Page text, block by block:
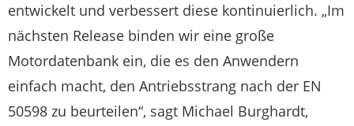
entwickelt und verbessert diese kontinuierlich. „Im
nächsten Release binden wir eine große
Motordatenbank ein, die es den Anwendern
einfach macht, den Antriebsstrang nach der EN
50598 zu beurteilen“, sagt Michael Burghardt,